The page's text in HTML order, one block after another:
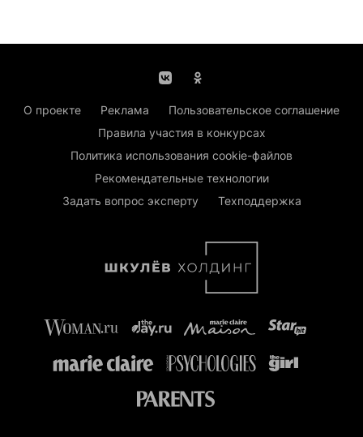
О проекте Реклама
Пользовательское соглашение
Правила участия в конкурсах
Политика использования cookie-файлов
Рекомендательные технологии
Задать вопрос эксперту
Техподдержка